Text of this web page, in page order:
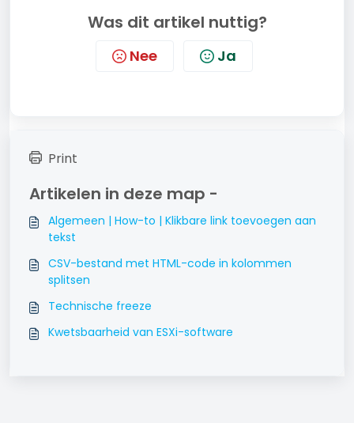
Was dit artikel nuttig?
Nee Ja
Print
Artikelen in deze map -
Algemeen | How-to | Klikbare link toevoegen aan
tekst
CSV-bestand met HTML-code in kolommen
splitsen
Technische freeze
Kwetsbaarheid van ESXi-software